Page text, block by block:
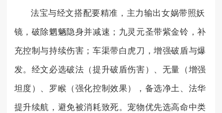
法宝与经文搭配要精准，主力输出女娲带照妖
镜，破除魍魉隐身并减速；九灵元圣带紫金铃，补
充控制与持续伤害；车渠带白虎刀，增强破盾与爆
发。经文必选破法（提升破盾伤害）、无量（增强
坦度）、罗睺（强化控制效果），备选净土、法华
提升续航，避免被消耗致死。宠物优先选高命中类